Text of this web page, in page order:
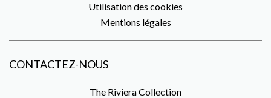
Utilisation des cookies
Mentions légales
CONTACTEZ-NOUS
The Riviera Collection